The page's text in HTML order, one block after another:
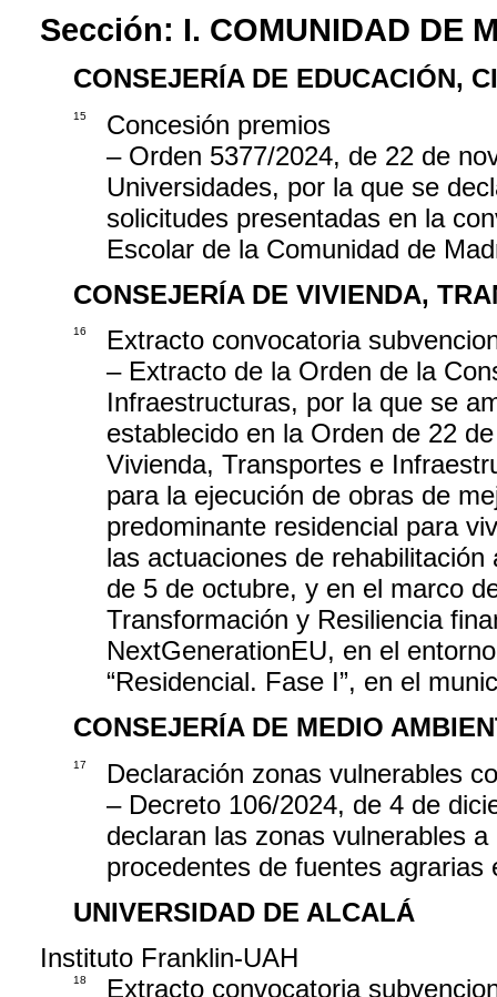
Sección: I. COMUNIDAD DE
CONSEJERÍA DE EDUCACIÓN,
15
Concesión premios
– Orden 5377/2024, de 22 de
Universidades, por la que se
solicitudes presentadas en la
Escolar de la Comunidad de
CONSEJERÍA DE VIVIENDA,
16
Extracto convocatoria
– Extracto de la Orden de la
Infraestructuras, por la que se
establecido en la Orden de 22
Vivienda, Transportes e
para la ejecución de obras de
predominante residencial para
las actuaciones de
de 5 de octubre, y en el marco
Transformación y Resiliencia
NextGenerationEU, en el
“Residencial. Fase I”, en el
CONSEJERÍA DE MEDIO
17
Declaración zonas vulnerables
– Decreto 106/2024, de 4 de
declaran las zonas vulnerables
procedentes de fuentes agrarias
UNIVERSIDAD DE ALCALÁ
Instituto Franklin-UAH
18 Extracto convocatoria